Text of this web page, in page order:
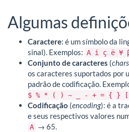
Algumas
Caractere: é um símbolo da
sinal). Exemplos: A i ç ë ¥
Conjunto de caracteres (
os caracteres suportados por
padrão de codificação.
$ % * ( ) ~ _ - + = {
Codificação (encoding): é a
e seus respectivos valores
A → 65.